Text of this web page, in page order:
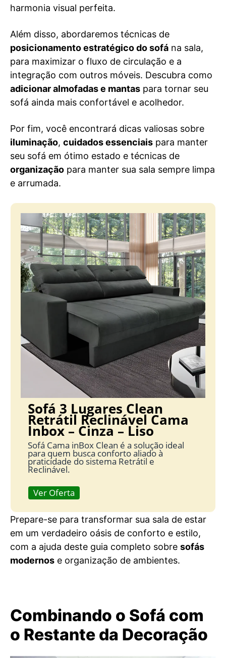
harmonia visual perfeita.
Além disso, abordaremos técnicas de
posicionamento estratégico do sofá na sala,
para maximizar o fluxo de circulação e a
integração com outros móveis. Descubra como
adicionar almofadas e mantas para tornar seu
sofá ainda mais confortável e acolhedor.
Por fim, você encontrará dicas valiosas sobre
iluminação, cuidados essenciais para manter
seu sofá em ótimo estado e técnicas de
organização para manter sua sala sempre limpa
e arrumada.
Sofá 3 Lugares Clean
Retrátil Reclinável Cama
Inbox – Cinza – Liso
Sofá Cama inBox Clean é a solução ideal
para quem busca conforto aliado à
praticidade do sistema Retrátil e
Reclinável.
Ver Oferta
Prepare-se para transformar sua sala de estar
em um verdadeiro oásis de conforto e estilo,
com a ajuda deste guia completo sobre sofás
modernos e organização de ambientes.
Combinando o Sofá com
o Restante da Decoração